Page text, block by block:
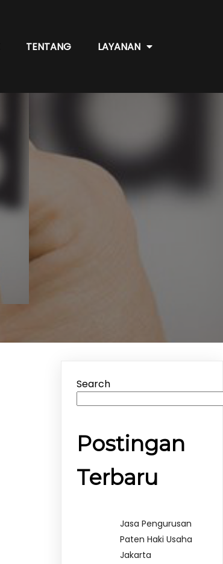
TENTANG LAYANAN
Search
Postingan
Terbaru
Jasa Pengurusan
Paten Haki Usaha
Jakarta